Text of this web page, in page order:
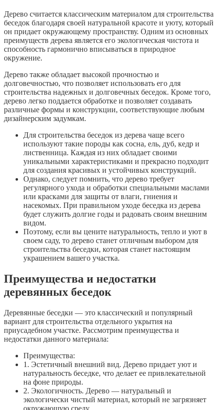
Дерево считается классическим материалом для строительства
беседок благодаря своей натуральной красоте и уюту, который
он придает окружающему пространству. Одним из основных
преимуществ дерева является его экологическая чистота и
способность гармонично вписываться в природное
окружение.
Дерево также обладает высокой прочностью и
долговечностью, что позволяет использовать его для
строительства надежных и долговечных беседок. Кроме того,
дерево легко поддается обработке и позволяет создавать
различные формы и конструкции, соответствующие любым
дизайнерским задумкам.
Для строительства беседок из дерева чаще всего
используют такие породы как сосна, ель, дуб, кедр и
лиственница. Каждая из них обладает своими
уникальными характеристиками и прекрасно подходит
для создания красивых и устойчивых конструкций.
Однако, следует помнить, что дерево требует
регулярного ухода и обработки специальными маслами
или красками для защиты от влаги, гниения и
насекомых. При правильном уходе беседка из дерева
будет служить долгие годы и радовать своим внешним
видом.
Поэтому, если вы цените натуральность, тепло и уют в
своем саду, то дерево станет отличным выбором для
строительства беседки, которая станет настоящим
украшением вашего участка.
Преимущества и недостатки
деревянных беседок
Деревянные беседки — это классический и популярный
вариант для строительства отдельного укрытия на
приусадебном участке. Рассмотрим преимущества и
недостатки данного материала:
Преимущества:
1. Эстетичный внешний вид. Дерево придает уют и
натуральность беседке, что делает ее привлекательной
на фоне природы.
2. Экологичность. Дерево — натуральный и
экологически чистый материал, который не загрязняет
окружающую среду.